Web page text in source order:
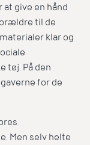
give en hånd
til de
klar og
tøj. På den
for de
Men selv helte